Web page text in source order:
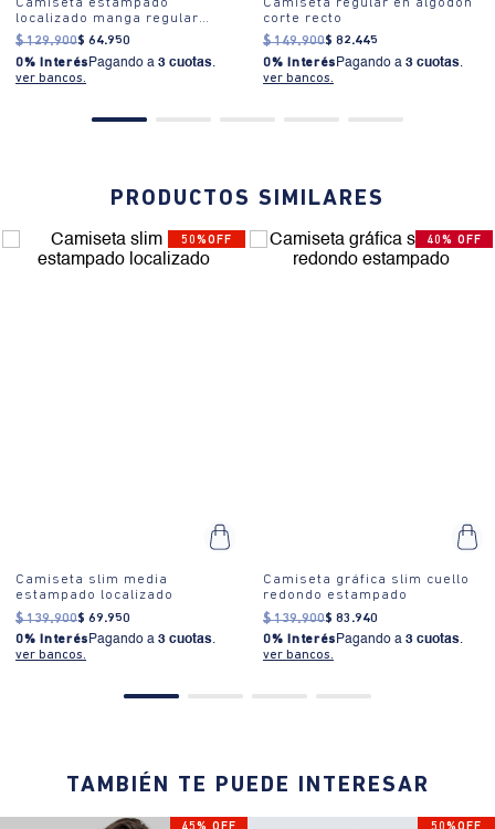
localizado manga regular
cuello redondo para hombre
$ 129.900$ 64.950
0% Interés Pagando a 3 cuotas.
ver bancos.
corte recto
$ 149.900$ 82.445
0% Interés Pagando a 3 cuotas.
ver bancos.
PRODUCTOS SIMILARES
50%OFF
Camiseta slim media
estampado localizado
$ 139.900$ 69.950
0% Interés Pagando a 3 cuotas.
ver bancos.
40% OFF
Camiseta gráfica slim cuello
redondo estampado
$ 139.900$ 83 .940
0% Interés Pagando a 3 cuotas.
ver bancos.
TAMBIÉN TE PUEDE INTERESAR